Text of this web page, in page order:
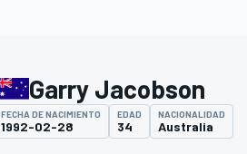
Garry Jacobson
FECHA DE NACIMIENTO
1992-02-28
EDAD
34
NACIONALIDAD
Australia